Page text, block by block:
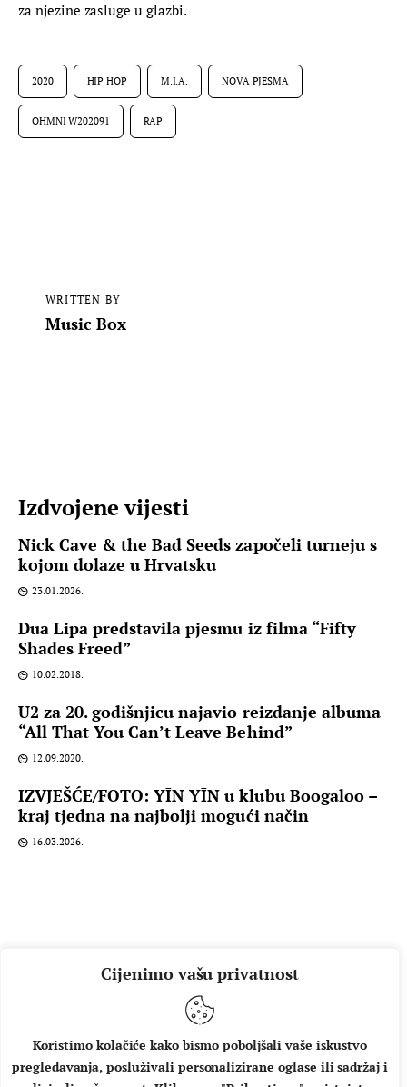
Cijenimo vašu privatnost
Koristimo kolačiće kako bismo poboljšali vaše iskustvo
pregledavanja, posluživali personalizirane oglase ili sadržaj i
za njezine zasluge u glazbi.
2020 HIP HOP M.I.A. NOVA PJESMA
OHMNI W202091 RAP
WRITTEN BY
Music Box
Izdvojene vijesti
Nick Cave & the Bad Seeds započeli turneju s
kojom dolaze u Hrvatsku
23.01.2026.
Dua Lipa predstavila pjesmu iz filma “Fifty
Shades Freed”
10.02.2018.
U2 za 20. godišnjicu najavio reizdanje albuma
“All That You Can’t Leave Behind”
12.09.2020.
IZVJEŠĆE/FOTO: YĪN YĪN u klubu Boogaloo –
kraj tjedna na najbolji mogući način
16.03.2026.
O NAMA IMPRESSUM UVJETI KORIŠTENJA